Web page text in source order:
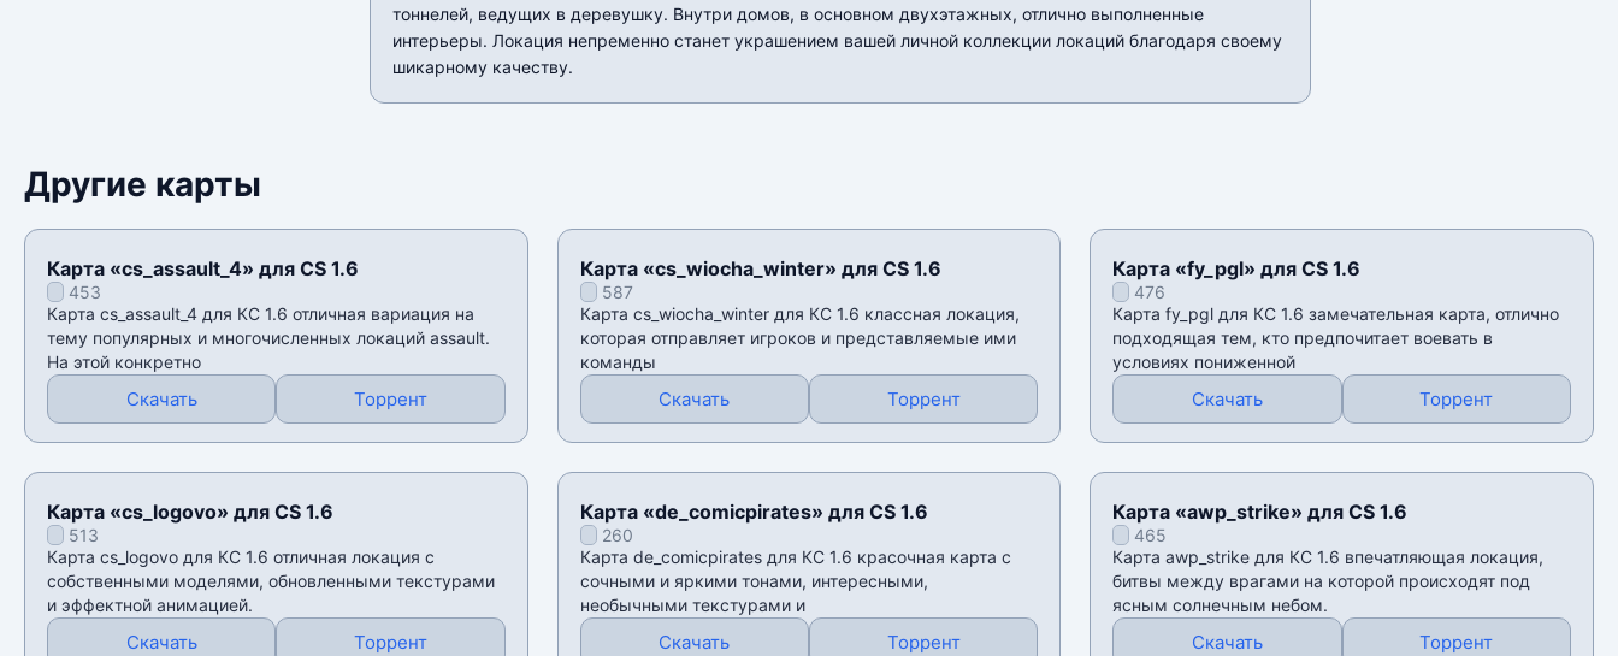
тоннелей, ведущих в деревушку. Внутри домов, в основном двухэтажных, отлично выполненные
интерьеры. Локация непременно станет украшением вашей личной коллекции локаций благодаря своему
шикарному качеству.
Другие карты
Карта «cs_assault_4» для CS 1.6
453
Карта cs_assault_4 для КС 1.6 отличная вариация на
тему популярных и многочисленных локаций assault.
На этой конкретно
Скачать Торрент
Карта «cs_wiocha_winter» для CS 1.6
587
Карта cs_wiocha_winter для КС 1.6 классная локация,
которая отправляет игроков и представляемые ими
команды
Скачать Торрент
Карта «fy_pgl» для CS 1.6
476
Карта fy_pgl для КС 1.6 замечательная карта, отлично
подходящая тем, кто предпочитает воевать в
условиях пониженной
Скачать Торрент
Карта «cs_logovo» для CS 1.6
513
Карта cs_logovo для КС 1.6 отличная локация с
собственными моделями, обновленными текстурами
и эффектной анимацией.
Скачать Торрент
Карта «de_comicpirates» для CS 1.6
260
Карта de_comicpirates для КС 1.6 красочная карта с
сочными и яркими тонами, интересными,
необычными текстурами и
Скачать Торрент
Карта «awp_strike» для CS 1.6
465
Карта awp_strike для КС 1.6 впечатляющая локация,
битвы между врагами на которой происходят под
ясным солнечным небом.
Скачать Торрент